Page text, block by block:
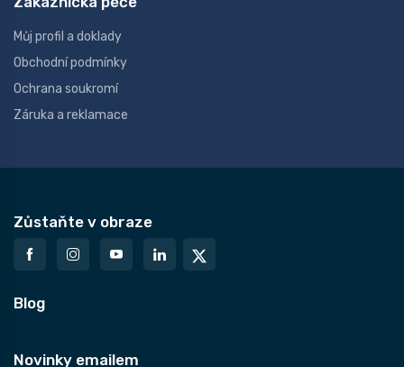
Můj profil a doklady
Obchodní podmínky
Ochrana soukromí
Záruka a reklamace
Zůstaňte v obraze
Blog
Novinky emailem